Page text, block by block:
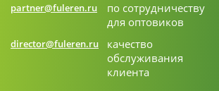
partner@fuleren.ru
по сотрудничеству
для оптовиков
director@fuleren.ru
качество
обслуживания
клиента